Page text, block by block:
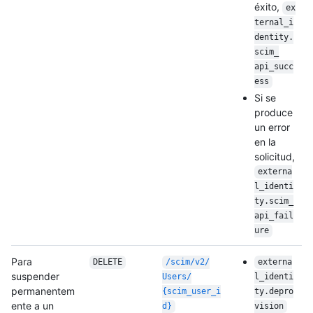
éxito,
ex
ternal_i
dentity.
scim_
api_succ
ess
Si se
produce
un error
en la
solicitud,
externa
l_identi
ty.scim_
api_fail
ure
Para
suspender
permanentem
ente a un
DELETE /scim/v2/
Users/
{scim_user_i
d}
externa
l_identi
ty.depro
vision